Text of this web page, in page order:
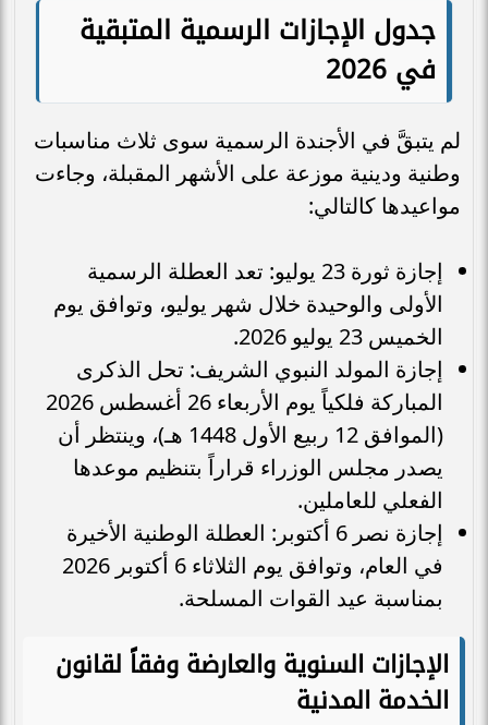
جدول الإجازات الرسمية المتبقية
في 2026
لم يتبقَّ في الأجندة الرسمية سوى ثلاث مناسبات
وطنية ودينية موزعة على الأشهر المقبلة، وجاءت
مواعيدها كالتالي:
إجازة ثورة 23 يوليو: تعد العطلة الرسمية
الأولى والوحيدة خلال شهر يوليو، وتوافق يوم
الخميس 23 يوليو 2026.
إجازة المولد النبوي الشريف: تحل الذكرى
المباركة فلكياً يوم الأربعاء 26 أغسطس 2026
(الموافق 12 ربيع الأول 1448 هـ)، وينتظر أن
يصدر مجلس الوزراء قراراً بتنظيم موعدها
الفعلي للعاملين.
إجازة نصر 6 أكتوبر: العطلة الوطنية الأخيرة
في العام، وتوافق يوم الثلاثاء 6 أكتوبر 2026
بمناسبة عيد القوات المسلحة.
الإجازات السنوية والعارضة وفقاً لقانون
الخدمة المدنية